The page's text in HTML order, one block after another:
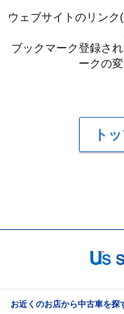
ウェブサイトのリン
ブックマーク登録さ
ークの
ト
お近くのお店から中古車を探